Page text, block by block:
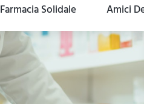
Farmacia Solidale Amici